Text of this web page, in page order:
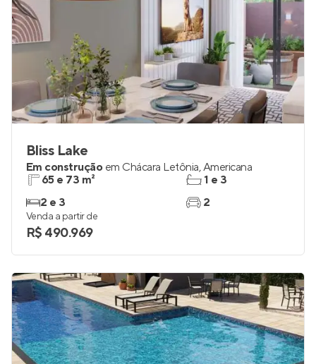
Bliss Lake
Em construção em Chácara Letônia,Americana
65 e 73 m²
2 e 3
1 e 3
2
Venda a partir de
R$ 490.969